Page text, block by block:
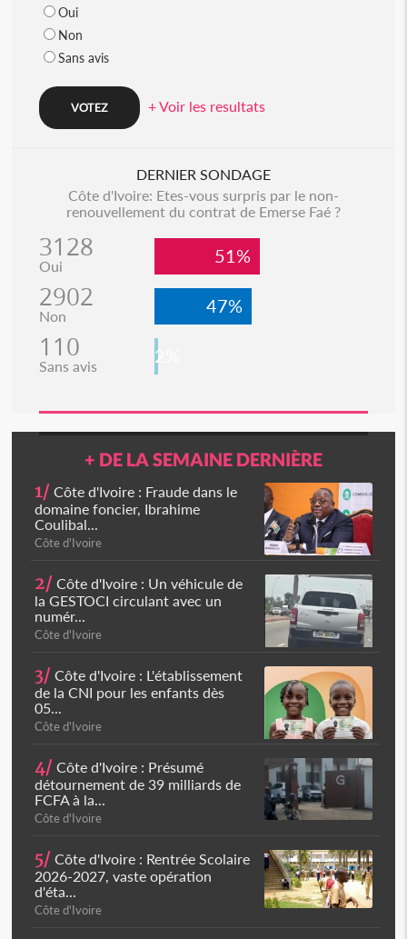
Oui
Non
Sans avis
+ Voir les resultats
DERNIER SONDAGE
Côte d'Ivoire: Etes-vous surpris par le non-
renouvellement du contrat de Emerse Faé ?
3128
Oui 51%
2902
Non 47%
110
Sans avis 2%
+ DE LA SEMAINE DERNIÈRE
1/ Côte d'Ivoire : Fraude dans le
domaine foncier, Ibrahime
Coulibal...
Côte d'Ivoire
2/ Côte d'Ivoire : Un véhicule de
la GESTOCI circulant avec un
numér...
Côte d'Ivoire
3/ Côte d'Ivoire : L'établissement
de la CNI pour les enfants dès
05...
Côte d'Ivoire
4/ Côte d'Ivoire : Présumé
détournement de 39 milliards de
FCFA à la...
Côte d'Ivoire
5/ Côte d'Ivoire : Rentrée Scolaire
2026-2027, vaste opération
d'éta...
Côte d'Ivoire